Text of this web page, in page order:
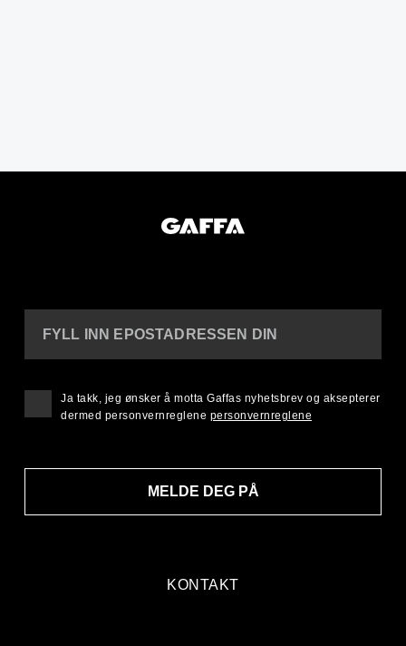
KONTAKT
FYLL INN EPOSTADRESSEN DIN
MELDE DEG PÅ
Ja takk, jeg ønsker å motta Gaffas nyhetsbrev og aksepterer
dermed personvernreglene personvernreglene